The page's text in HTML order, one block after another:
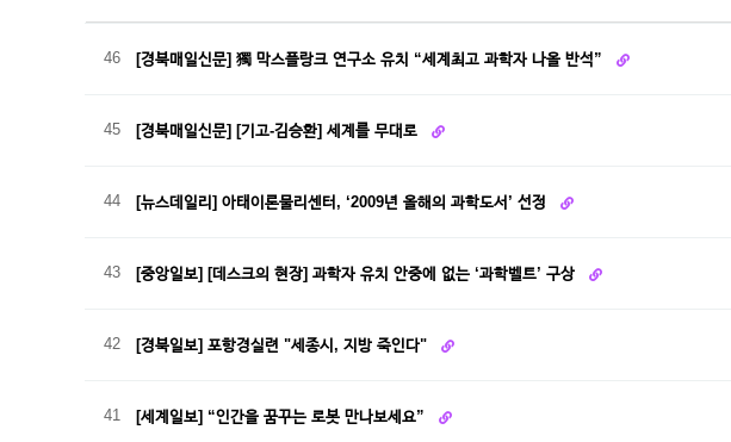
46 [경북매일신문] 獨 막스플랑크 연구소 유치 “세계최고 과학자 나올 반석”
45 [경북매일신문] [기고-김승환] 세계를 무대로
44 [뉴스데일리] 아태이론물리센터, ‘2009년 올해의 과학도서’ 선정
43 [중앙일보] [데스크의 현장] 과학자 유치 안중에 없는 ‘과학벨트’ 구상
42 [경북일보] 포항경실련 "세종시, 지방 죽인다"
41 [세계일보] “인간을 꿈꾸는 로봇 만나보세요”